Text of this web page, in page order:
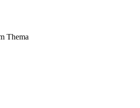
Thema